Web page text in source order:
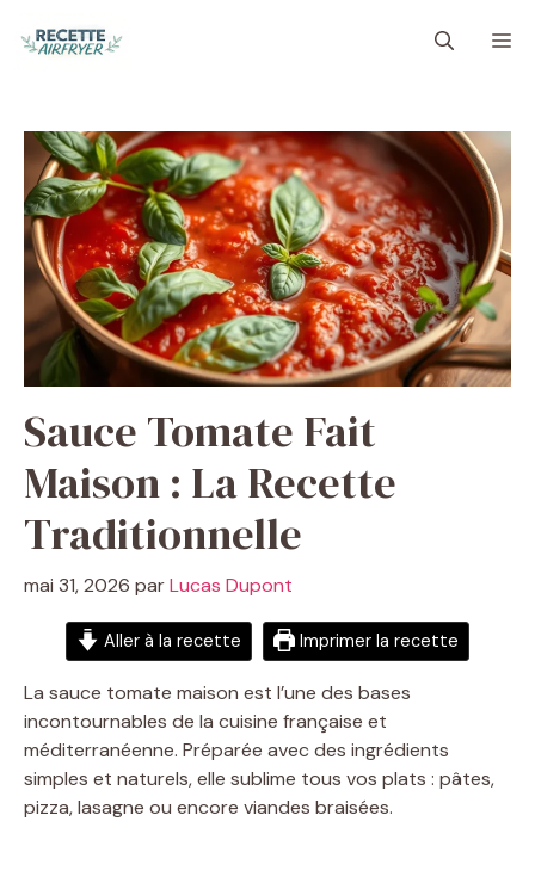
Sauce Tomate Fait
Maison : La Recette
Traditionnelle
mai 31, 2026 parLucas Dupont
Aller à la recette Imprimer la recette
La sauce tomate maison est l’une des bases
incontournables de la cuisine française et
méditerranéenne. Préparée avec des ingrédients
simples et naturels, elle sublime tous vos plats : pâtes,
pizza, lasagne ou encore viandes braisées.